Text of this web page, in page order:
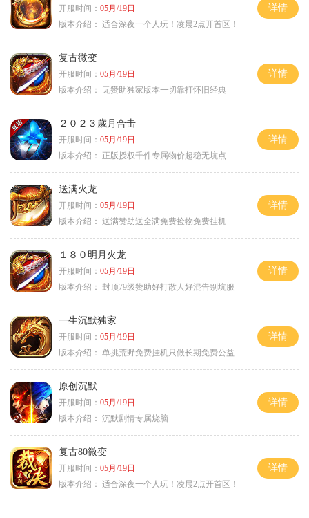
开服时间： 05月/19日
版本介绍： 适合深夜一个人玩！凌晨2点开首区！
详情
复古微变
开服时间： 05月/19日
版本介绍： 无赞助独家版本一切靠打怀旧经典
详情
２０２３歲月合击
开服时间： 05月/19日
版本介绍：
正版授权千件专属物价超稳无坑点
详情
送满火龙
开服时间： 05月/19日
版本介绍： 送满赞助送全满免费捡物免费挂机
详情
１８０明月火龙
开服时间： 05月/19日
版本介绍： 封顶79级赞助好打散人好混告别坑服
详情
一生沉默独家
开服时间： 05月/19日
版本介绍： 单挑荒野免费挂机只做长期免费公益
详情
原创沉默
开服时间： 05月/19日
版本介绍： 沉默剧情专属烧脑
详情
复古80微变
开服时间： 05月/19日
版本介绍： 适合深夜一个人玩！凌晨2点开首区！
详情